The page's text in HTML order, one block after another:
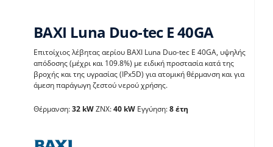
BAXI Luna Duo-tec E
40GA
BAXI Luna Duo-tec E 40GA
Επιτοίχιος λέβητας αερίου BAXI Luna Duo-tec E 40GA, υψηλής
απόδοσης (μέχρι και 109.8%) με ειδική προστασία κατά της
βροχής και της υγρασίας (IPx5D) για ατομική θέρμανση και για
άμεση παράγωγη ζεστού νερού χρήσης.
Θέρμανση:32 kWΖΝΧ:40 kWΕγγύηση:8 έτη